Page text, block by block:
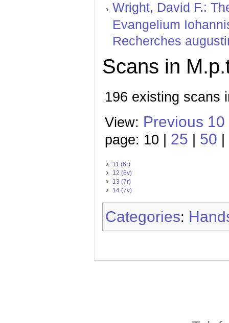
Wright, David F.:
Evangelium
Recherches
Scans in
196 existing scans
View: Previous 10
page: 10 | 25 50
11 (6r)
12 (6v)
13 (7r)
14 (7v)
Categories: